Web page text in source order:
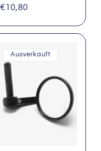
Normaler
€10,80
Ausverkauft